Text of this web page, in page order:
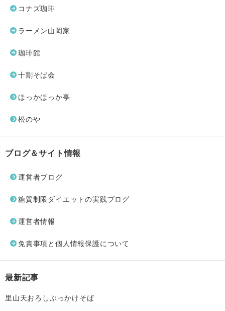
コナズ珈琲
ラーメン山岡家
珈琲館
十割そば会
ほっかほっか亭
松のや
ブログ＆サイト情報
運営者ブログ
糖質制限ダイエットの実践ブログ
運営者情報
免責事項と個人情報保護について
最新記事
里山天おろしぶっかけそば